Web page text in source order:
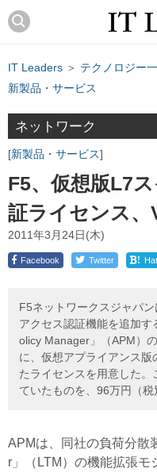
IT Leaders ＞ テクノロジー
新製品・サービス
ネットワーク
新製品・サービス
F5、仮想版L7
証ライセンス
2011年3月24日(木)
Facebook Twitter !
F5ネットワークスジャパ
アクセス認証機能を追加
olicy Manager」（APM）
に、仮想アプライアンス
たライセンスを用意した
ていたものを、96万円（税
APMは、同社の負荷分散
r」（LTM）の機能拡張